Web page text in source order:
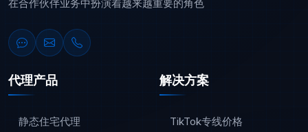
在合作伙伴业务中扮演着越来越重要的角色
代理产品
静态住宅代理
解决方案
TikTok专线价格